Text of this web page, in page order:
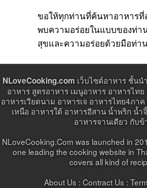
ขอให้ทุกท่านที่ค้นหาอาหารที่
พบความอร่อยในแบบของท่า
สุขและความอร่อยด้วยมือท่าน
NLoveCooking.com เว็บไซต์อาหาร ชั้นน
อาหาร สูตรอาหาร เมนูอาหาร อาหารไท
อาหารเวียดนาม อาหารเจ อาหารไทย4ภา
เหนือ อาหารใต้ อาหารอีสาน น้ำพริก น้ำ
อาหารจานเดียว กับข้
NLoveCooking.Com was launched in
one leading the cooking website in
covers all kind of
About Us : Contract Us :